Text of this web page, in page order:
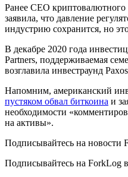
Ранее CEO
заявила, что давление
индустрию сохранится, но
В декабре 2020 года
Partners, поддерживаемая
возглавила инвестраунд Paxos
Напомним, американский
пустяком обвал биткоина и
необходимости
на активы».
Подписывайтесь на новости
Подписывайтесь на ForkLog